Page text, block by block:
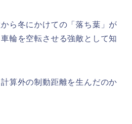
ら冬にかけての「落ち葉」が
輪を空転させる強敵として知
算外の制動距離を生んだのか